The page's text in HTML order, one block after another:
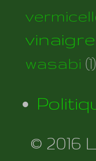
wasabi (1)
©